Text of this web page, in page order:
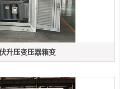
升压变压器箱变